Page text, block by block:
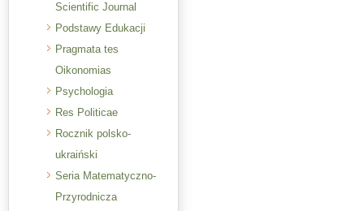
Scientific Journal
Podstawy Edukacji
Pragmata tes
Oikonomias
Psychologia
Res Politicae
Rocznik polsko-
ukraiński
Seria Matematyczno-
Przyrodnicza